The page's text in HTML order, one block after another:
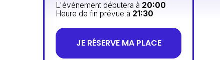
L'événement débutera à 20:00
Heure de fin prévue à 21:30
JE RÉSERVE MA PLACE